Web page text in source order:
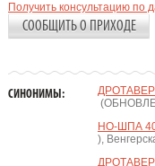
Получить консультацию по
СООБЩИТЬ О ПРИХОДЕ
СИНОНИМЫ:
НО-ШПА
),